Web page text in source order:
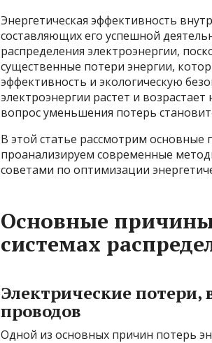
Энергетическая эффективность
составляющих его успешной
распределения электроэнергии,
существенные потери энергии,
эффективность и экологическую
электроэнергии растет и
вопрос уменьшения потерь
В этой статье рассмотрим основные
проанализируем современные
советами по оптимизации
Основные
системах
Электрические
проводов
Одной из основных причин потерь